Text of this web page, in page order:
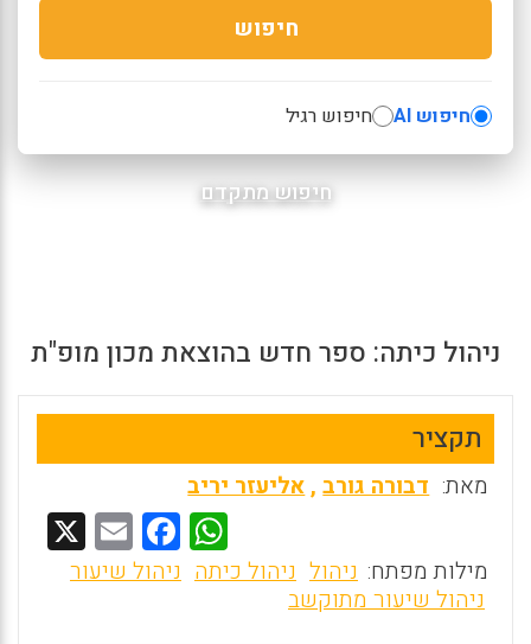
חיפוש
חיפוש AI חיפוש רגיל
חיפוש מתקדם
ניהול כיתה: ספר חדש בהוצאת מכון מופ"ת
תקציר
מאת: דבורה גורב,אליעזר יריב
W
h
F
a
E
m מילות מפתח: ניהול ניהול כיתה ניהול שיעור
ניהול שיעור מתוקשב